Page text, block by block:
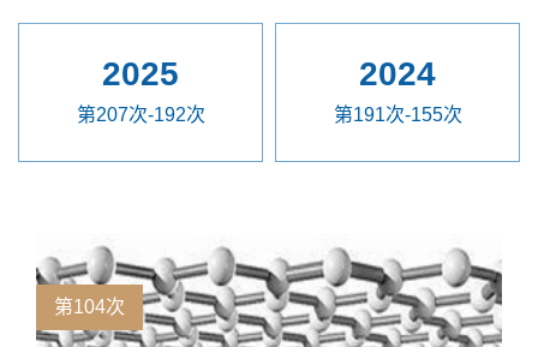
2025
第207次-192次
2024
第191次-155次
第104次